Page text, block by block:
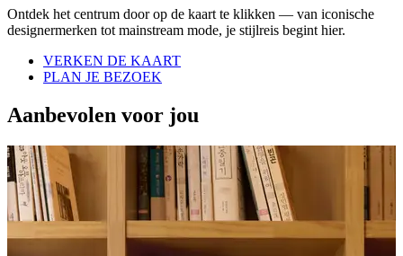
Ontdek het centrum door op de kaart te klikken — van iconische
designermerken tot mainstream mode, je stijlreis begint hier.
VERKEN DE KAART
PLAN JE BEZOEK
Aanbevolen voor jou